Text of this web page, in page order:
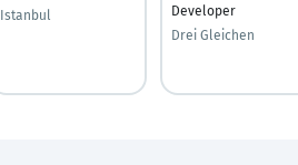
Istanbul
Developer
Drei Gleichen